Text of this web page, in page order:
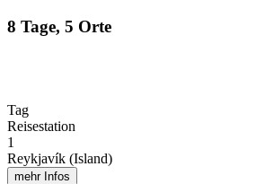
8 Tage, 5 Orte
Tag
Reisestation
1
Reykjavík (Island)
mehr Infos